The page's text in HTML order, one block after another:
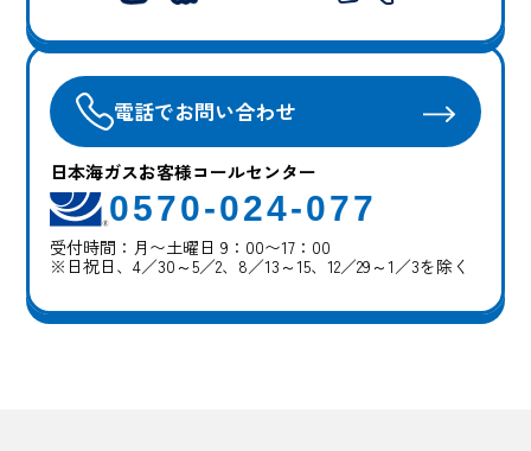
電話でお問い合わせ
日本海ガスお客様コールセンター
0570-024-077
受付時間：月〜土曜日 9：00〜17：00
※日祝日、4／30～5／2、8／13～15、12／29～1／3を除く